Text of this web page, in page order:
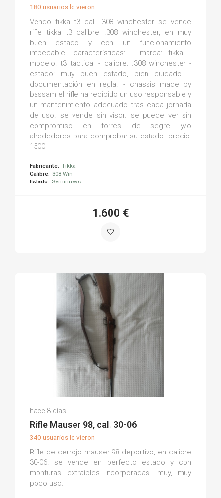
180 usuarios lo vieron
Vendo tikka t3 cal. .308 winchester se vende
rifle tikka t3 calibre .308 winchester, en muy
buen estado y con un funcionamiento
impecable. características: - marca: tikka -
modelo: t3 tactical - calibre: .308 winchester -
estado: muy buen estado, bien cuidado. -
documentación en regla. - chassis made by
bassam el rifle ha recibido un uso responsable y
un mantenimiento adecuado tras cada jornada
de uso. se vende sin visor. se puede ver sin
compromiso en torres de segre y/o
alrededores para comprobar su estado. precio:
1500
Fabricante: Tikka
Calibre: 308 Win
Estado: Seminuevo
1.600 €
Luciano G.
(0)
hace 8 días
Rifle Mauser 98, cal. 30-06
340 usuarios lo vieron
Rifle de cerrojo mauser 98 deportivo, en calibre
30-06. se vende en perfecto estado y con
monturas extraíbles incorporadas. muy, muy
poco uso.